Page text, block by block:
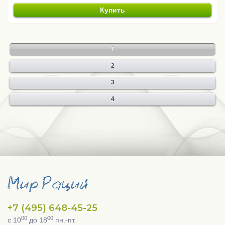
Купить
1
2
3
4
+7 (495) 648-45-25
с 1000 до 1800 пн.-пт.